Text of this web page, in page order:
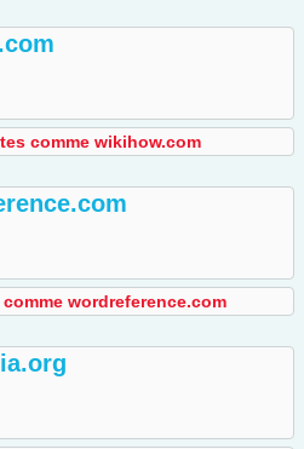
comme wikihow.com
wordreference.com